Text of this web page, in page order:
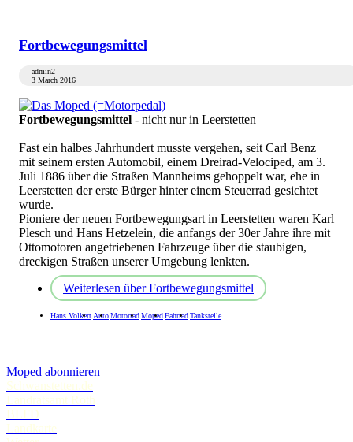
Fortbewegungsmittel
admin2
3 March 2016
Fortbewegungsmittel - nicht nur in Leerstetten
Fast ein halbes Jahrhundert musste vergehen, seit Carl Benz
mit seinem ersten Automobil, einem Dreirad-Velociped, am 3.
Juli 1886 über die Straßen Mannheims gehoppelt war, ehe in
Leerstetten der erste Bürger hinter einem Steuerrad gesichtet
wurde.
Pioniere der neuen Fortbewegungsart in Leerstetten waren Karl
Plesch und Hans Hetzelein, die anfangs der 30er Jahre ihre mit
Ottomotoren angetriebenen Fahrzeuge über die staubigen,
dreckigen Straßen unserer Umgebung lenkten.
Weiterlesen über Fortbewegungsmittel
Hans Volkert AutoMotorradMopedFahrradTankstelle
Moped abonnieren
Schwanstetten.de
Landratsamt Roth
BLFD
Landkarte